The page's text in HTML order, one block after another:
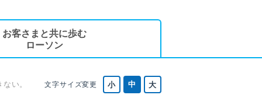
お客さまと共に歩む
ローソン
文字サイズ変更
い。